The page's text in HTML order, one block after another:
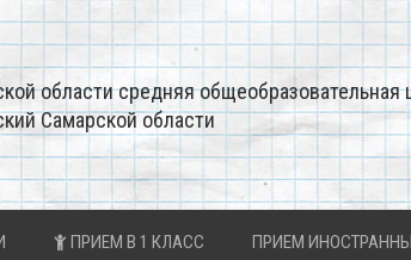
области средняя общеобразовательная
Самарской области
ПРИЕМ В 1 КЛАСС ПРИЕМ